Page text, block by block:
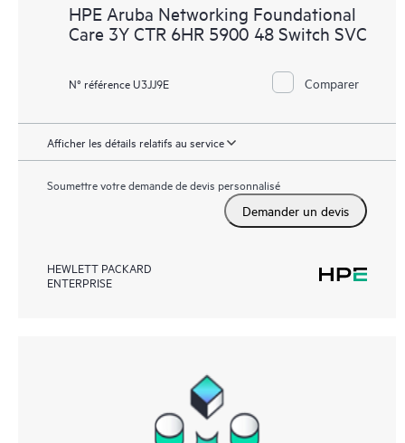
HPE Aruba Networking Foundational
Care 3Y CTR 6HR 5900 48 Switch SVC
N° référence U3JJ9E Comparer
Afficher les détails relatifs au service
Soumettre votre demande de devis personnalisé
Demander un devis
HEWLETT PACKARD
ENTERPRISE